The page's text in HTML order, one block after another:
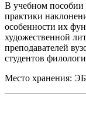
В учебном пособии
практики
особенности их
художественной
преподавателей
студентов
Место хранения: